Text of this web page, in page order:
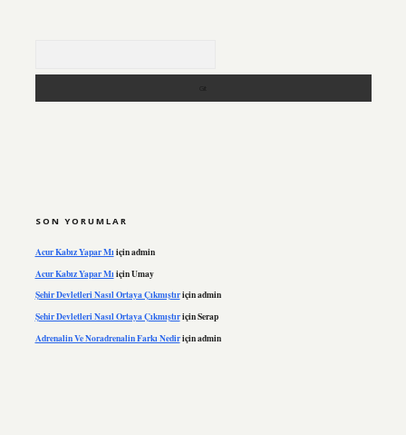
SON YORUMLAR
Acur Kabız Yapar Mıiçinadmin
Acur Kabız Yapar Mı içinUmay
Şehir Devletleri Nasıl Ortaya Çıkmıştıriçinadmin
Şehir Devletleri Nasıl Ortaya ÇıkmıştıriçinSerap
Adrenalin Ve Noradrenalin Farkı Nediriçinadmin